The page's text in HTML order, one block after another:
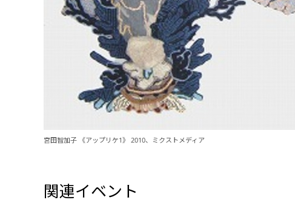
宮田智加子 《アップリケ1》 2010、ミクストメディア
関連イベント